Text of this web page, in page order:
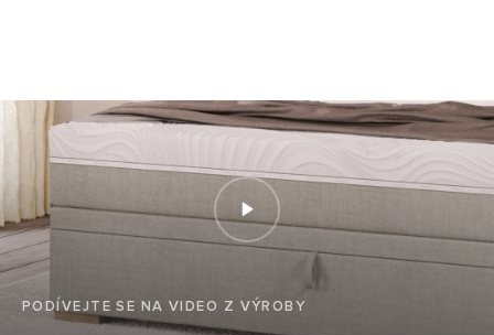
PODÍVEJTE SE NA VIDEO Z VÝROBY